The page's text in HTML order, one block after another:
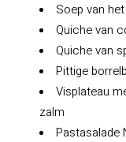
Soep van
Quiche van
Quiche van
Pittige
Visplateau
zalm
Pastasalade